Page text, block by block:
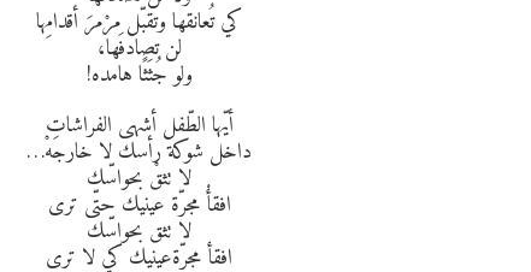
كي تُعانقها وتقبّل مرْمرَ أقدامِها
لن تصادفَها،
ولو جُثَثًا هامده!
أيّها الطّفل أشهى الفراشات
داخل شوكة رأسك لا خارجَهْ…
لا تثقْ بحواسّك
افقأْ مجرّة عينيك حتّى ترى
لا تثق بحواسّك
افقأ مجرّةعينيك كي لا ترى